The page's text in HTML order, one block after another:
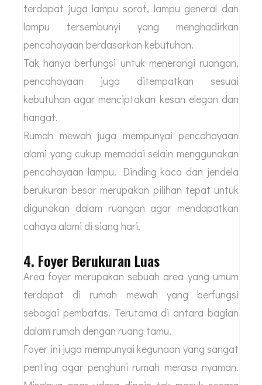
terdapat juga lampu sorot, lampu general dan
lampu tersembunyi yang menghadirkan
pencahayaan berdasarkan kebutuhan.
Tak hanya berfungsi untuk menerangi ruangan,
pencahayaan juga ditempatkan sesuai
kebutuhan agar menciptakan kesan elegan dan
hangat.
Rumah mewah juga mempunyai pencahayaan
alami yang cukup memadai selain menggunakan
pencahayaan lampu. Dinding kaca dan jendela
berukuran besar merupakan pilihan tepat untuk
digunakan dalam ruangan agar mendapatkan
cahaya alami di siang hari.
4. Foyer Berukuran Luas
Area foyer merupakan sebuah area yang umum
terdapat di rumah mewah yang berfungsi
sebagai pembatas. Terutama di antara bagian
dalam rumah dengan ruang tamu.
Foyer ini juga mempunyai kegunaan yang sangat
penting agar penghuni rumah merasa nyaman.